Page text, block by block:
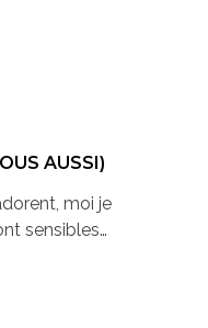
AUSSI)
moi je
sensibles…